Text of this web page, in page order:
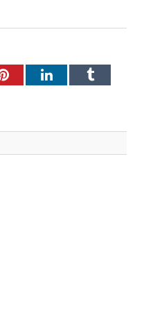
PinterestLinkedInTumblr